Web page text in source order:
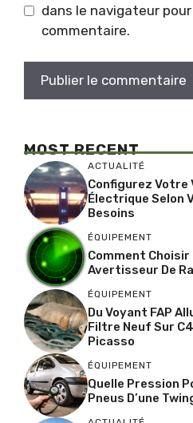
dans le navigateur
commentaire.
MOST RECENT
ACTUALITÉ
Configurez Votre
Électrique Selon
Besoins
ÉQUIPEMENT
Comment Choisir
Avertisseur De
ÉQUIPEMENT
Du Voyant FAP
Filtre Neuf Sur C4
Picasso
ÉQUIPEMENT
Quelle Pression
Pneus D’une